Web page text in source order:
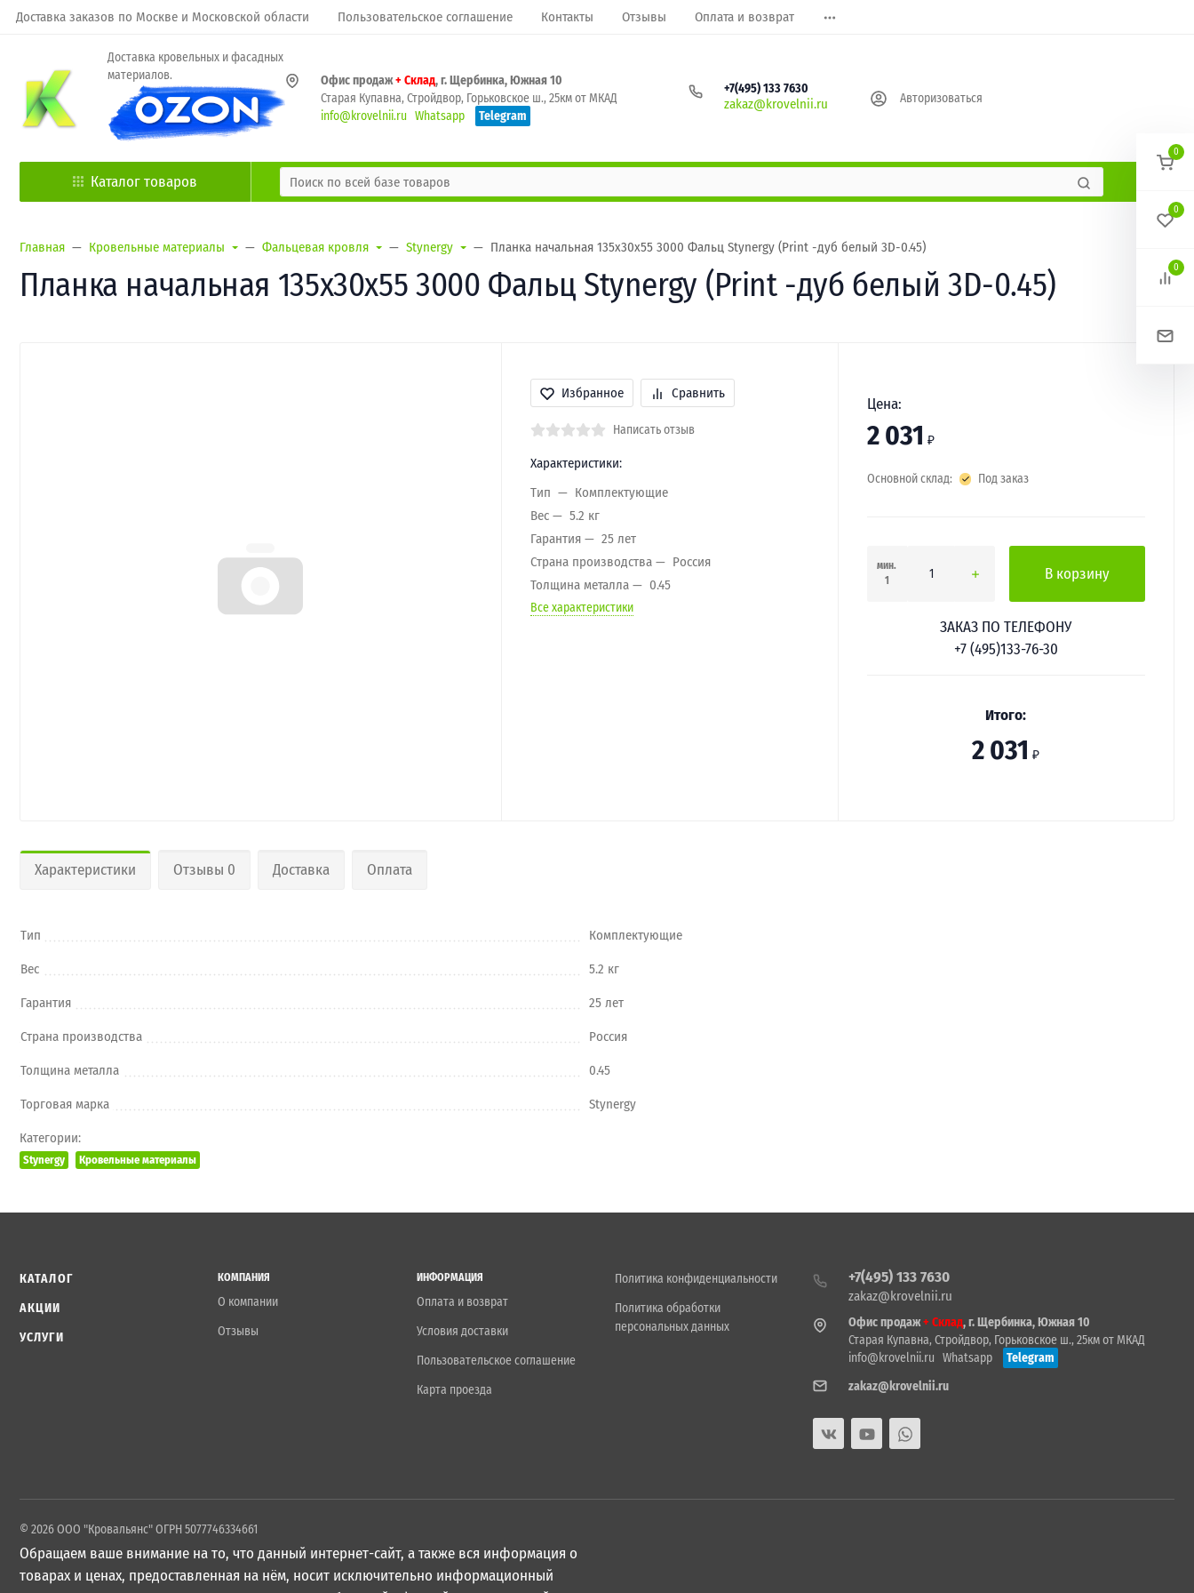
Доставка заказов по Москве и Московской области Пользовательское соглашение Контакты Отзывы Оплата и возврат
Доставка кровельных и фасадных
материалов.
Офис продаж+ Склад, г. Щербинка, Южная 10
Старая Купавна, Стройдвор, Горьковское ш., 25км от МКАД
info@krovelnii.ru Whatsapp Telegram
+7(495) 133 7630
zakaz@krovelnii.ru Авторизоваться
Каталог товаров
Главная Кровельные материалы Фальцевая кровля Stynergy Планка начальная 135х30х55 3000 Фальц Stynergy (Print -дуб белый 3D-0.45)
Планка начальная 135х30х55 3000 Фальц Stynergy (Print -дуб белый 3D-0.45)
Избранное Сравнить
Написать отзыв
Характеристики:
Тип
Комплектующие
Вес
5.2 кг
Гарантия
25 лет
Страна производства
Россия
Толщина металла
0.45
Все характеристики
Цена:
2 031 ₽
Основной склад: Под заказ
мин.
1
В корзину
ЗАКАЗ ПО ТЕЛЕФОНУ
+7 (495)133-76-30
Итого:
2 031 ₽
Характеристики Отзывы 0 Доставка Оплата
Тип Комплектующие
Вес 5.2 кг
Гарантия 25 лет
Страна производства Россия
Толщина металла 0.45
Торговая марка Stynergy
Категории:
Stynergy Кровельные материалы
КАТАЛОГ
АКЦИИ
УСЛУГИ
КОМПАНИЯ
О компании
Отзывы
ИНФОРМАЦИЯ
Оплата и возврат
Условия доставки
Пользовательское соглашение
Карта проезда
Политика конфиденциальности
Политика обработки
персональных данных
+7(495) 133 7630
zakaz@krovelnii.ru
Офис продаж+ Склад, г. Щербинка, Южная 10
Старая Купавна, Стройдвор, Горьковское ш., 25км от МКАД
info@krovelnii.ru
Whatsapp
Telegram
zakaz@krovelnii.ru
© 2026 ООО "Кровальянс" ОГРН 5077746334661
Обращаем ваше внимание на то, что данный интернет-сайт, а также вся информация о
товарах и ценах, предоставленная на нём, носит исключительно информационный
0
0
0